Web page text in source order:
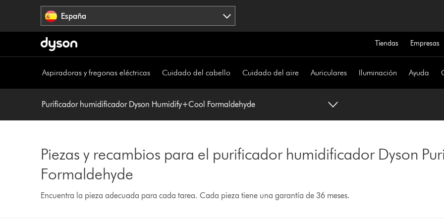
España
Tiendas Empresas
Aspiradoras y fregonas eléctricas Cuidado del cabello Cuidado del aire Auriculares Iluminación Ayuda
Purificador humidificador Dyson Humidify+Cool Formaldehyde
Piezas y recambios para el purificador humidificador Dyson
Formaldehyde
Encuentra la pieza adecuada para cada tarea. Cada pieza tiene una garantía de 36 meses.